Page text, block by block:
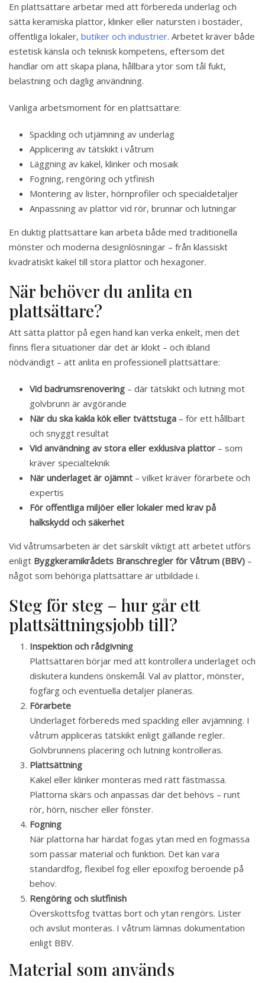
En plattsättare arbetar med att förbereda underlag och
sätta keramiska plattor, klinker eller natursten i bostäder,
offentliga lokaler, butiker och industrier. Arbetet kräver både
estetisk känsla och teknisk kompetens, eftersom det
handlar om att skapa plana, hållbara ytor som tål fukt,
belastning och daglig användning.
Vanliga arbetsmoment för en plattsättare:
Spackling och utjämning av underlag
Applicering av tätskikt i våtrum
Läggning av kakel, klinker och mosaik
Fogning, rengöring och ytfinish
Montering av lister, hörnprofiler och specialdetaljer
Anpassning av plattor vid rör, brunnar och lutningar
En duktig plattsättare kan arbeta både med traditionella
mönster och moderna designlösningar – från klassiskt
kvadratiskt kakel till stora plattor och hexagoner.
När behöver du anlita en
plattsättare?
Att sätta plattor på egen hand kan verka enkelt, men det
finns flera situationer där det är klokt – och ibland
nödvändigt – att anlita en professionell plattsättare:
Vid badrumsrenovering – där tätskikt och lutning mot
golvbrunn är avgörande
När du ska kakla kök eller tvättstuga – för ett hållbart
och snyggt resultat
Vid användning av stora eller exklusiva plattor – som
kräver specialteknik
När underlaget är ojämnt – vilket kräver förarbete och
expertis
För offentliga miljöer eller lokaler med krav på
halkskydd och säkerhet
Vid våtrumsarbeten är det särskilt viktigt att arbetet utförs
enligt Byggkeramikrådets Branschregler för Våtrum (BBV) –
något som behöriga plattsättare är utbildade i.
Steg för steg – hur går ett
plattsättningsjobb till?
Inspektion och rådgivning
Plattsättaren börjar med att kontrollera underlaget och
diskutera kundens önskemål. Val av plattor, mönster,
fogfärg och eventuella detaljer planeras.
Förarbete
Underlaget förbereds med spackling eller avjämning. I
våtrum appliceras tätskikt enligt gällande regler.
Golvbrunnens placering och lutning kontrolleras.
Plattsättning
Kakel eller klinker monteras med rätt fästmassa.
Plattorna skärs och anpassas där det behövs – runt
rör, hörn, nischer eller fönster.
Fogning
När plattorna har härdat fogas ytan med en fogmassa
som passar material och funktion. Det kan vara
standardfog, flexibel fog eller epoxifog beroende på
behov.
Rengöring och slutfinish
Överskottsfog tvättas bort och ytan rengörs. Lister
och avslut monteras. I våtrum lämnas dokumentation
enligt BBV.
Material som används